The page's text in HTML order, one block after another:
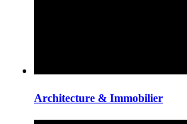
Architecture & Immobilier